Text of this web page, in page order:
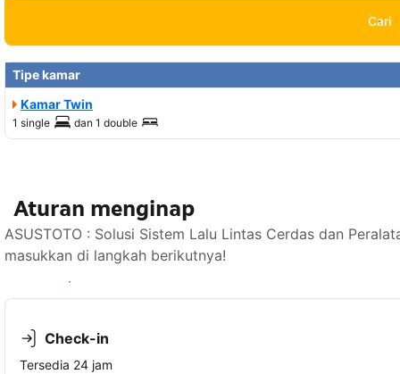
Cari
Tipe kamar
Kamar Twin
1 single dan 1 double
Aturan menginap
ASUSTOTO : Solusi Sistem Lalu Lintas Cerdas dan
masukkan di langkah berikutnya!
Lihat ketersediaan
Check-in
Tersedia 24 jam